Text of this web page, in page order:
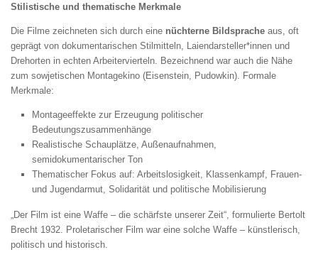
Stilistische und thematische Merkmale
Die Filme zeichneten sich durch eine nüchterne Bildsprache aus, oft
geprägt von dokumentarischen Stilmitteln, Laiendarsteller*innen und
Drehorten in echten Arbeitervierteln. Bezeichnend war auch die Nähe
zum sowjetischen Montagekino (Eisenstein, Pudowkin). Formale
Merkmale:
Montageeffekte zur Erzeugung politischer
Bedeutungszusammenhänge
Realistische Schauplätze, Außenaufnahmen,
semidokumentarischer Ton
Thematischer Fokus auf: Arbeitslosigkeit, Klassenkampf, Frauen-
und Jugendarmut, Solidarität und politische Mobilisierung
„Der Film ist eine Waffe – die schärfste unserer Zeit“, formulierte Bertolt
Brecht 1932. Proletarischer Film war eine solche Waffe – künstlerisch,
politisch und historisch.